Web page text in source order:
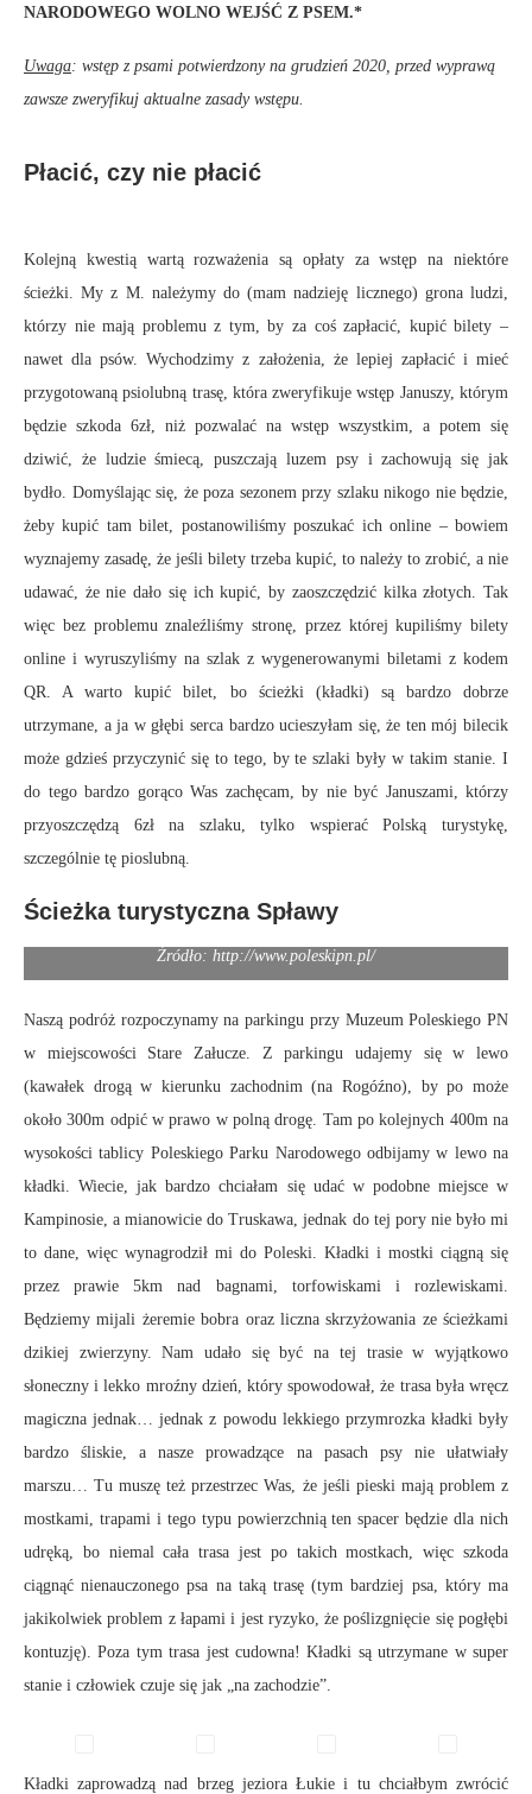
NARODOWEGO WOLNO WEJŚĆ Z PSEM.*
Uwaga: wstęp z psami potwierdzony na grudzień 2020, przed wyprawą
zawsze zweryfikuj aktualne zasady wstępu.
Płacić, czy nie płacić
Kolejną kwestią wartą rozważenia są opłaty za wstęp na niektóre
ścieżki. My z M. należymy do (mam nadzieję licznego) grona ludzi,
którzy nie mają problemu z tym, by za coś zapłacić, kupić bilety –
nawet dla psów. Wychodzimy z założenia, że lepiej zapłacić i mieć
przygotowaną psiolubną trasę, która zweryfikuje wstęp Januszy, którym
będzie szkoda 6zł, niż pozwalać na wstęp wszystkim, a potem się
dziwić, że ludzie śmiecą, puszczają luzem psy i zachowują się jak
bydło. Domyślając się, że poza sezonem przy szlaku nikogo nie będzie,
żeby kupić tam bilet, postanowiliśmy poszukać ich online – bowiem
wyznajemy zasadę, że jeśli bilety trzeba kupić, to należy to zrobić, a nie
udawać, że nie dało się ich kupić, by zaoszczędzić kilka złotych. Tak
więc bez problemu znaleźliśmy stronę, przez której kupiliśmy bilety
online i wyruszyliśmy na szlak z wygenerowanymi biletami z kodem
QR. A warto kupić bilet, bo ścieżki (kładki) są bardzo dobrze
utrzymane, a ja w głębi serca bardzo ucieszyłam się, że ten mój bilecik
może gdzieś przyczynić się to tego, by te szlaki były w takim stanie. I
do tego bardzo gorąco Was zachęcam, by nie być Januszami, którzy
przyoszczędzą 6zł na szlaku, tylko wspierać Polską turystykę,
szczególnie tę pioslubną.
Ścieżka turystyczna Spławy
Źródło: http://www.poleskipn.pl/
Naszą podróż rozpoczynamy na parkingu przy Muzeum Poleskiego PN
w miejscowości Stare Załucze. Z parkingu udajemy się w lewo
(kawałek drogą w kierunku zachodnim (na Rogóźno), by po może
około 300m odpić w prawo w polną drogę. Tam po kolejnych 400m na
wysokości tablicy Poleskiego Parku Narodowego odbijamy w lewo na
kładki. Wiecie, jak bardzo chciałam się udać w podobne miejsce w
Kampinosie, a mianowicie do Truskawa, jednak do tej pory nie było mi
to dane, więc wynagrodził mi do Poleski. Kładki i mostki ciągną się
przez prawie 5km nad bagnami, torfowiskami i rozlewiskami.
Będziemy mijali żeremie bobra oraz liczna skrzyżowania ze ścieżkami
dzikiej zwierzyny. Nam udało się być na tej trasie w wyjątkowo
słoneczny i lekko mroźny dzień, który spowodował, że trasa była wręcz
magiczna jednak… jednak z powodu lekkiego przymrozka kładki były
bardzo śliskie, a nasze prowadzące na pasach psy nie ułatwiały
marszu… Tu muszę też przestrzec Was, że jeśli pieski mają problem z
mostkami, trapami i tego typu powierzchnią ten spacer będzie dla nich
udręką, bo niemal cała trasa jest po takich mostkach, więc szkoda
ciągnąć nienauczonego psa na taką trasę (tym bardziej psa, który ma
jakikolwiek problem z łapami i jest ryzyko, że poślizgnięcie się pogłębi
kontuzję). Poza tym trasa jest cudowna! Kładki są utrzymane w super
stanie i człowiek czuje się jak „na zachodzie”.
Kładki zaprowadzą nad brzeg jeziora Łukie i tu chciałbym zwrócić